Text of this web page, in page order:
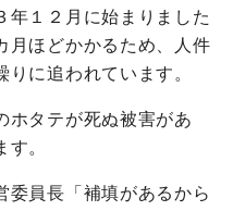
年１２月に始まりました
月ほどかかるため、人件
に追われています。
タテが死ぬ被害があ
。
員長「補填があるから